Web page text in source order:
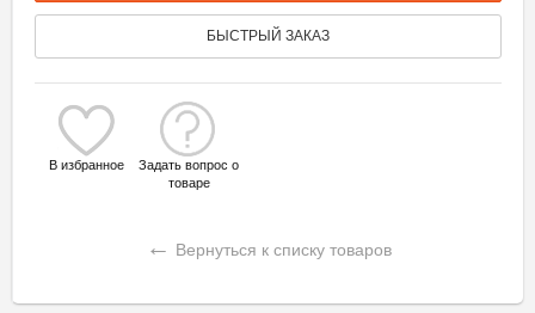
БЫСТРЫЙ ЗАКАЗ
В избранное
Задать вопрос о
товаре
← Вернуться к списку товаров